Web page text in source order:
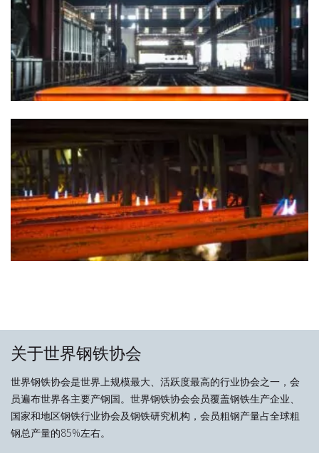
关于世界钢铁协会
世界钢铁协会是世界上规模最大、活跃度最高的行业协会之一，会
员遍布世界各主要产钢国。世界钢铁协会会员覆盖钢铁生产企业、
国家和地区钢铁行业协会及钢铁研究机构，会员粗钢产量占全球粗
钢总产量的85%左右。